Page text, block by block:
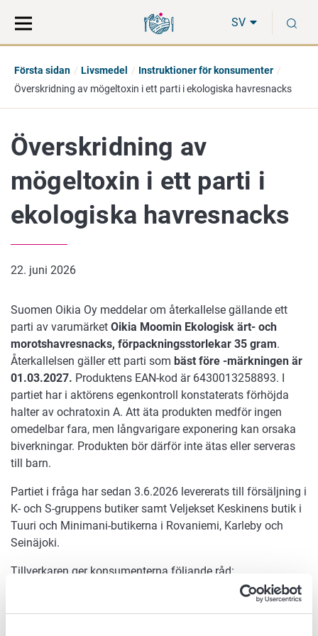
direkt
till
på
hela
SV
Första sidan Livsmedel
Instruktioner för konsumenter
Överskridning av mögeltoxin i ett parti i ekologiska havresnacks
Överskridning av
mögeltoxin i ett parti i
ekologiska havresnacks
22. juni 2026
Suomen Oikia Oy meddelar om återkallelse gällande ett
parti av varumärket Oikia Moomin Ekologisk ärt- och
morotshavresnacks, förpackningsstorlekar 35 gram.
Återkallelsen gäller ett parti som bäst före -märkningen är
01.03.2027. Produktens EAN-kod är 6430013258893. I
partiet har i aktörens egenkontroll konstaterats förhöjda
halter av ochratoxin A. Att äta produkten medför ingen
omedelbar fara, men långvarigare exponering kan orsaka
biverkningar. Produkten bör därför inte ätas eller serveras
till barn.
Partiet i fråga har sedan 3.6.2026 levererats till försäljning i
K- och S-gruppens butiker samt Veljekset Keskinens butik i
Tuuri och Minimani-butikerna i Rovaniemi, Karleby och
Seinäjoki.
Tillverkaren ger konsumenterna följande råd:
"De som har köpt produkterna ombeds kontakta oss via
reklamationsblanketten på webbplatsen (oikiasipsi.fi). Till